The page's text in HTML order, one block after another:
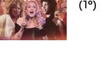
(1º)